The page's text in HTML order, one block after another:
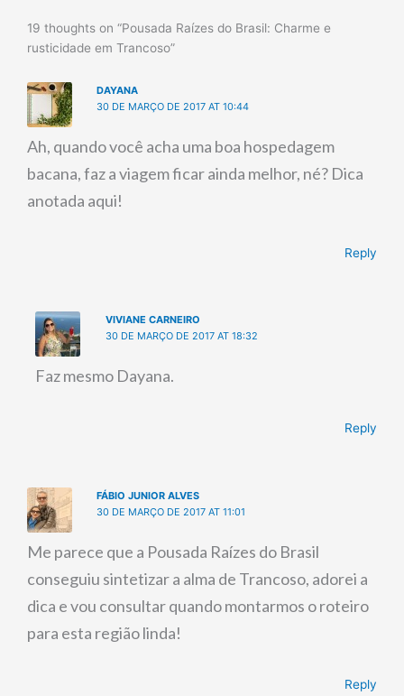
19 thoughts on “Pousada Raízes do Brasil: Charme e
rusticidade em Trancoso”
DAYANA
30 DE MARÇO DE 2017 AT 10:44
Ah, quando você acha uma boa hospedagem
bacana, faz a viagem ficar ainda melhor, né? Dica
anotada aqui!
Reply
VIVIANE CARNEIRO
30 DE MARÇO DE 2017 AT 18:32
Faz mesmo Dayana.
Reply
FÁBIO JUNIOR ALVES
30 DE MARÇO DE 2017 AT 11:01
Me parece que a Pousada Raízes do Brasil
conseguiu sintetizar a alma de Trancoso, adorei a
dica e vou consultar quando montarmos o roteiro
para esta região linda!
Reply